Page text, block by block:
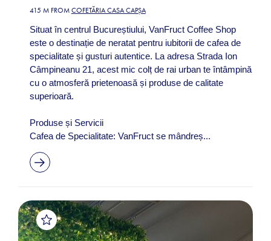
415 M FROM COFETĂRIA CASA CAPȘA
Situat în centrul Bucureștiului, VanFruct Coffee Shop
este o destinație de neratat pentru iubitorii de cafea de
specialitate și gusturi autentice. La adresa Strada Ion
Câmpineanu 21, acest mic colț de rai urban te întâmpină
cu o atmosferă prietenoasă și produse de calitate
superioară.​
Produse și Servicii
Cafea de Specialitate: VanFruct se mândreș...